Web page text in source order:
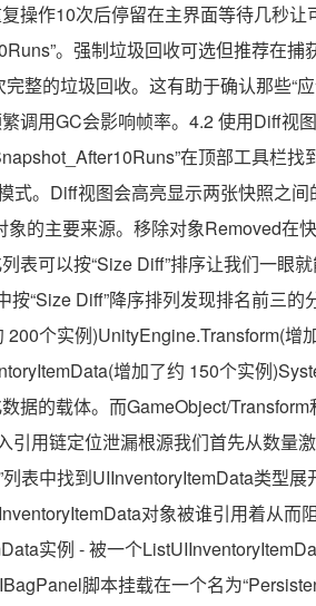
操作10次后停留在主界面等待几秒让
。强制垃圾回收可选但推荐在捕
整的垃圾回收。这有助于确认那些“
调用GC会影响帧率。4.2 使用Diff视
在顶部工具栏找
式。Diff视图会高亮显示两张快照之
的主要来源。移除对象Removed在
表可以按“Size Diff”排序让我们一眼
“Size Diff”降序排列发现排名前三的
个实例)UnityEngine.Transform(增
增加了约 150个实例
据的载体。而GameObject/
用链定位泄漏根源我们首先从数量
表中找到UIInventoryItemData类型
对象被谁引用着从而
实例 - 被一个
脚本挂载在一个名为